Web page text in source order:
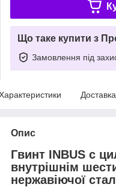
Що таке купити з
Замовлення під
Доставка
Опис
Гвинт INBUS c
внутрішнім
нержавіючої